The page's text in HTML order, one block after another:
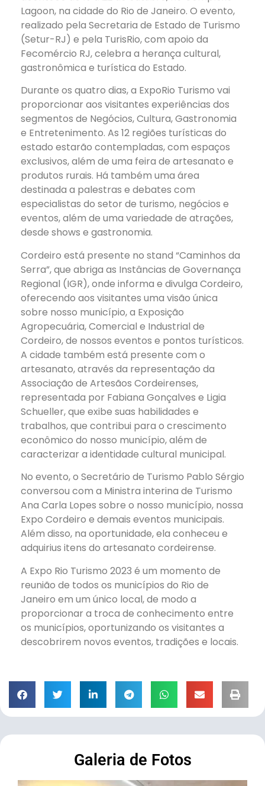
Lagoon, na cidade do Rio de Janeiro. O evento,
realizado pela Secretaria de Estado de Turismo
(Setur-RJ) e pela TurisRio, com apoio da
Fecomércio RJ, celebra a herança cultural,
gastronômica e turística do Estado.
Durante os quatro dias, a ExpoRio Turismo vai
proporcionar aos visitantes experiências dos
segmentos de Negócios, Cultura, Gastronomia
e Entretenimento. As 12 regiões turísticas do
estado estarão contempladas, com espaços
exclusivos, além de uma feira de artesanato e
produtos rurais. Há também uma área
destinada a palestras e debates com
especialistas do setor de turismo, negócios e
eventos, além de uma variedade de atrações,
desde shows e gastronomia.
Cordeiro está presente no stand “Caminhos da
Serra”, que abriga as Instâncias de Governança
Regional (IGR), onde informa e divulga Cordeiro,
oferecendo aos visitantes uma visão única
sobre nosso município, a Exposição
Agropecuária, Comercial e Industrial de
Cordeiro, de nossos eventos e pontos turísticos.
A cidade também está presente com o
artesanato, através da representação da
Associação de Artesãos Cordeirenses,
representada por Fabiana Gonçalves e Ligia
Schueller, que exibe suas habilidades e
trabalhos, que contribui para o crescimento
econômico do nosso município, além de
caracterizar a identidade cultural municipal.
No evento, o Secretário de Turismo Pablo Sérgio
conversou com a Ministra interina de Turismo
Ana Carla Lopes sobre o nosso município, nossa
Expo Cordeiro e demais eventos municipais.
Além disso, na oportunidade, ela conheceu e
adquirius itens do artesanato cordeirense.
A Expo Rio Turismo 2023 é um momento de
reunião de todos os municípios do Rio de
Janeiro em um único local, de modo a
proporcionar a troca de conhecimento entre
os municípios, oportunizando os visitantes a
descobrirem novos eventos, tradições e locais.
Galeria de Fotos